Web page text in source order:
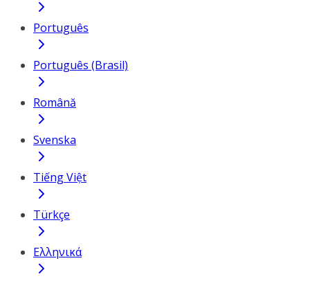
Português
Português (Brasil)
Română
Svenska
Tiếng Việt
Türkçe
Ελληνικά